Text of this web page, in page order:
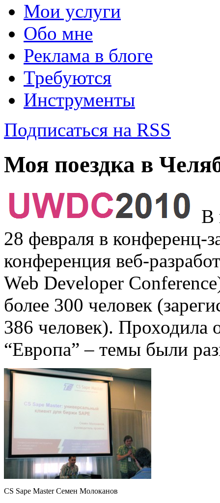
Мои услуги
Обо мне
Реклама в блоге
Требуются
Инструменты
Подписаться на RSS
Моя поездка в
В
28 февраля в конференц-
конференция веб-
Web Developer
более 300 человек
386 человек). Проходила
“Европа” – темы были
CS Sape Master Семен Молоканов